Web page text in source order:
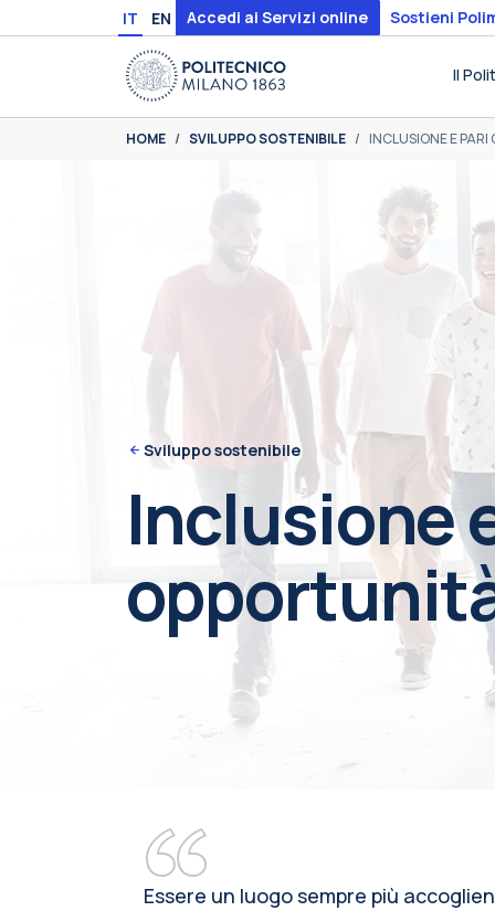
Skip to main content
Skip to page footer
IT EN Accedi ai Servizi online Sostieni
Il
You are here:
HOME SVILUPPO SOSTENIBILE INCLUSIONE E
Sviluppo sostenibile
Inclusione
Essere un luogo sempre più